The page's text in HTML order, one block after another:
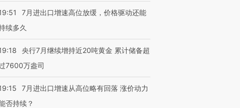
7月进出口增速高位放缓，价格驱动还能
续多久
央行7月继续增持近20吨黄金 累计储备超
7600万盎司
7月进出口增速从高位略有回落 涨价动力
否持续？